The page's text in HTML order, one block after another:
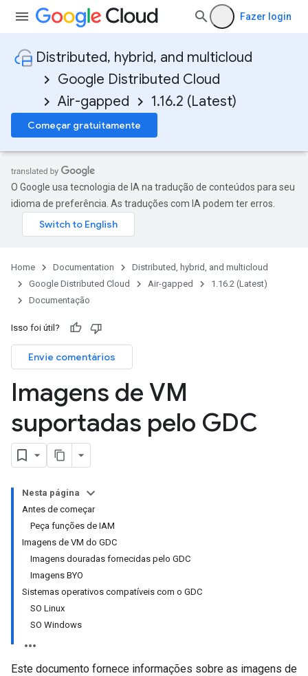
Fazer login
Distributed, hybrid, and multicloud
Google Distributed Cloud
Air-gapped
1.16.2 (Latest)
Começar gratuitamente
O Google usa tecnologia de IA na tradução de conteúdos para seu
idioma de preferência. As traduções com IA podem ter erros.
Home Documentation
Distributed, hybrid, and multicloud
Google Distributed Cloud
Air-gapped
1.16.2 (Latest)
Documentação
Isso foi útil?
Envie comentários
Imagens de VM
suportadas pelo GDC
Nesta página
Antes de começar
Peça funções de IAM
Imagens de VM do GDC
Imagens douradas fornecidas pelo GDC
Imagens BYO
Sistemas operativos compatíveis com o GDC
SO Linux
SO Windows
Este documento fornece informações sobre as imagens de